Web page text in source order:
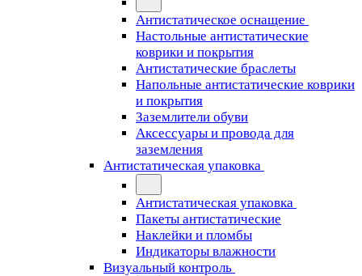
Антистатическое оснащение
Настольные антистатические
коврики и покрытия
Антистатические браслеты
Напольные антистатические коврики
и покрытия
Заземлители обуви
Аксессуары и провода для
заземления
Антистатическая упаковка
Антистатическая упаковка
Пакеты антистатические
Наклейки и пломбы
Индикаторы влажности
Визуальный контроль